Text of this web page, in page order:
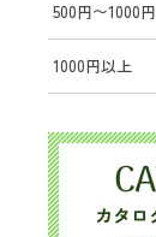
500円〜1000円
1000円以上